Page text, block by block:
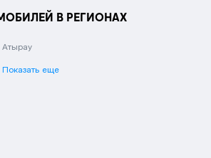
В РЕГИОНАХ
Атырау
Показать еще